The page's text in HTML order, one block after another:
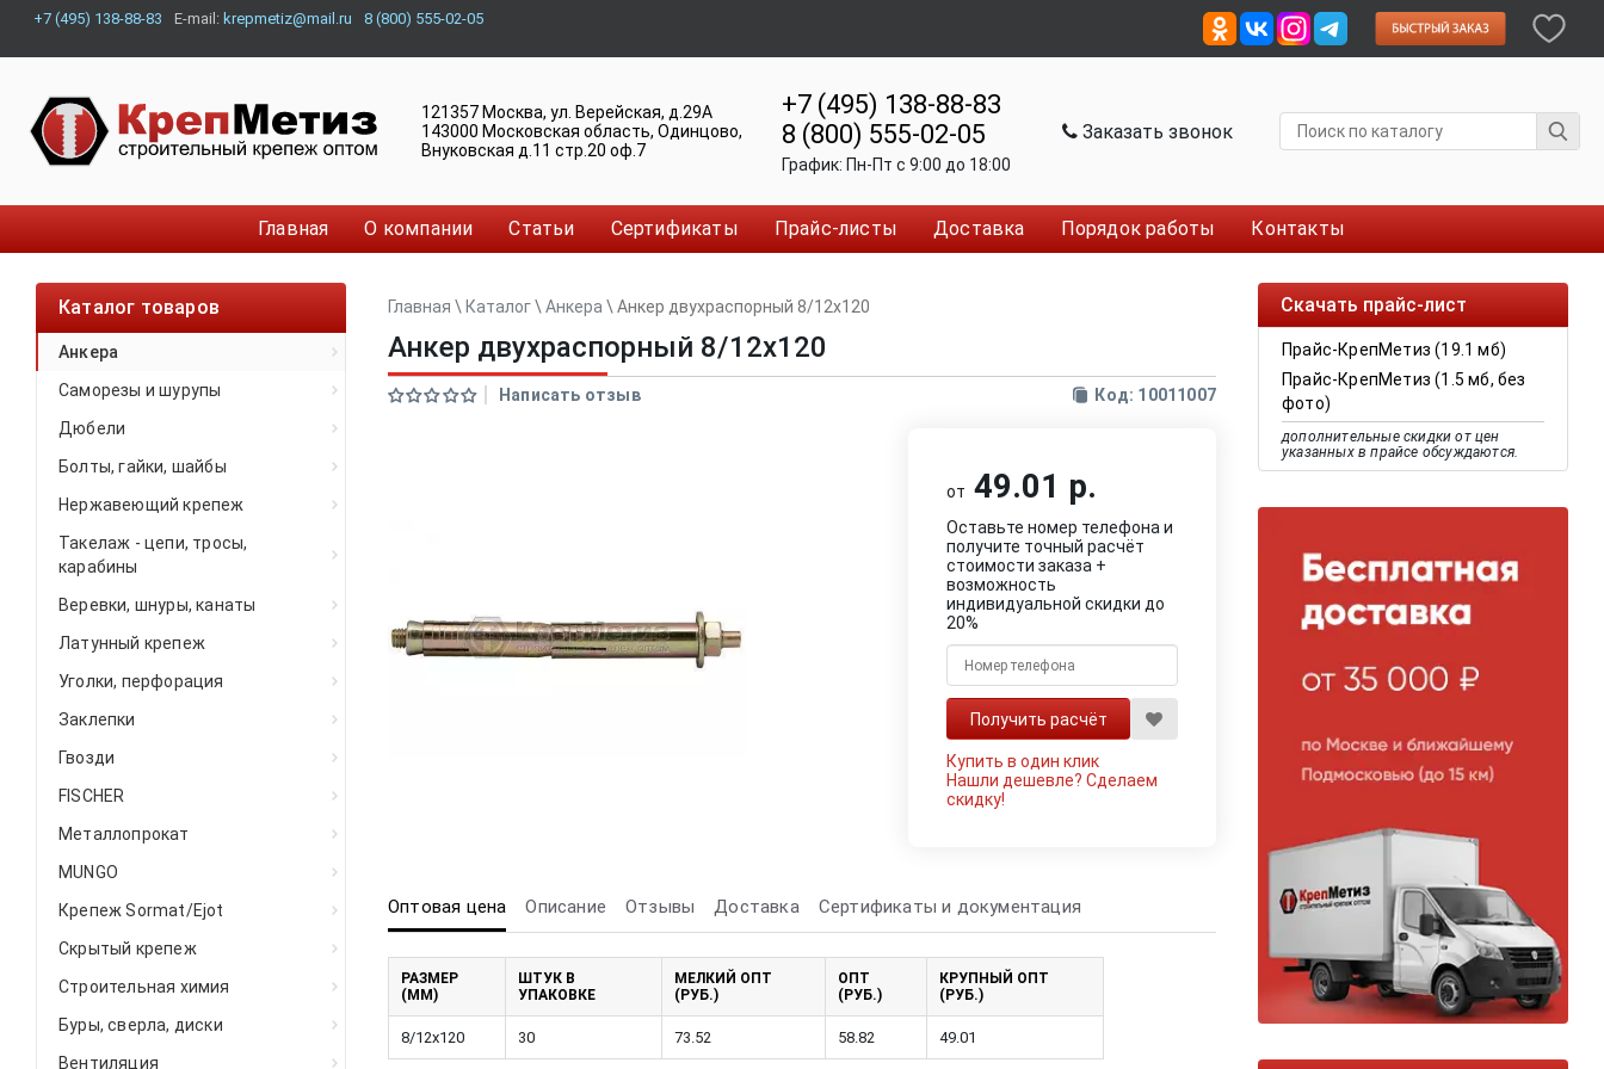
+7 (495) 138-88-83 E-mail: krepmetiz@mail.ru 8 (800) 555-02-05
121357 Москва, ул. Верейская, д.29А
143000 Московская область, Одинцово,
Внуковская д.11 стр.20 оф.7
+7 (495) 138-88-83
8 (800) 555-02-05
График: Пн-Пт c 9:00 до 18:00
Заказать звонок
Главная О компании Статьи Сертификаты Прайс-листы Доставка Порядок работы Контакты
Каталог товаров
Анкера
Саморезы и шурупы
Дюбели
Болты, гайки, шайбы
Нержавеющий крепеж
Такелаж - цепи, тросы,
карабины
Веревки, шнуры, канаты
Латунный крепеж
Уголки, перфорация
Заклепки
Гвозди
FISCHER
Металлопрокат
MUNGO
Крепеж Sormat/Ejot
Скрытый крепеж
Строительная химия
Буры, сверла, диски
Вентиляция
Скачать прайс-лист
Прайс-КрепМетиз (19.1 мб)
Прайс-КрепМетиз (1.5 мб, без
фото)
дополнительные скидки от цен
указанных в прайсе обсуждаются.
Главная \ Каталог\ Анкера \ Анкер двуxраспорный 8/12x120
Анкер двуxраспорный 8/12x120
Написать отзыв Код: 10011007
от 49.01 р.
Оставьте номер телефона и
получите точный расчёт
стоимости заказа +
возможность
индивидуальной скидки до
20%
Купить в один клик
Нашли дешевле?Сделаем
скидку!
Оптовая цена Описание Отзывы Доставка Сертификаты и документация
РАЗМЕР
(ММ)
ШТУК В
УПАКОВКЕ
МЕЛКИЙ ОПТ
(РУБ.)
ОПТ
(РУБ.)
КРУПНЫЙ ОПТ
(РУБ.)
8/12x120 30 73.52 58.82 49.01